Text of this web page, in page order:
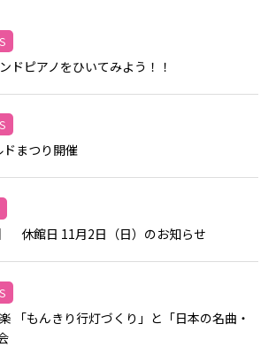
ドピアノをひいてみよう！！
まつり開催
休館日 11月2日（日）のお知らせ
「もんきり行灯づくり」と「日本の名曲・